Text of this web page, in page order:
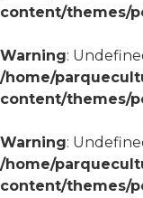
content/themes/
Warning:
/home/
content/themes/
Warning:
/home/
content/themes/